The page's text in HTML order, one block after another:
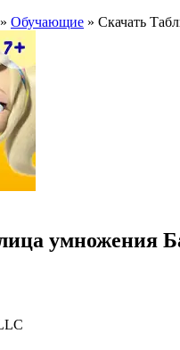
» Обучающие » Скачать
умножения